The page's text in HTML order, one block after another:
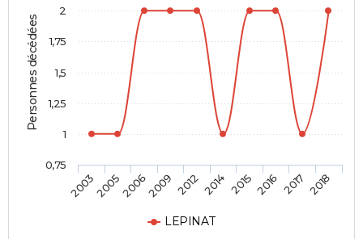
Personnes décédées
LEPINAT
2003200520062009 2012 2014 2015 2016 2017 2018
0,75
1
1,25
1,5
1,75
2